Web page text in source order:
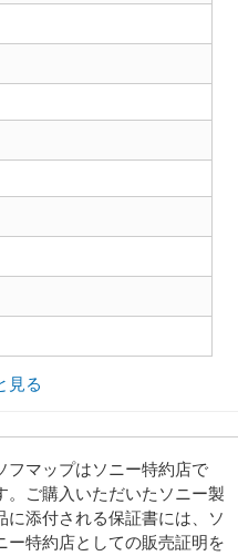
見る
フマップはソニー特約店で
。ご購入いただいたソニー製
に添付される保証書には、ソ
ー特約店としての販売証明を